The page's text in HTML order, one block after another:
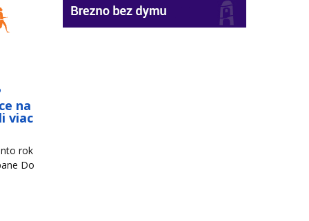
na
viac
rok
Do